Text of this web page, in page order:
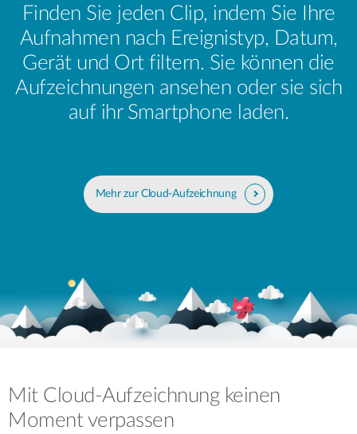
Finden Sie jeden Clip, indem Sie Ihre
Aufnahmen nach Ereignistyp, Datum,
Gerät und Ort filtern. Sie können die
Aufzeichnungen ansehen oder sie sich
auf ihr Smartphone laden.
Mehr zur Cloud-Aufzeichnung
Mit Cloud-Aufzeichnung keinen
Moment verpassen